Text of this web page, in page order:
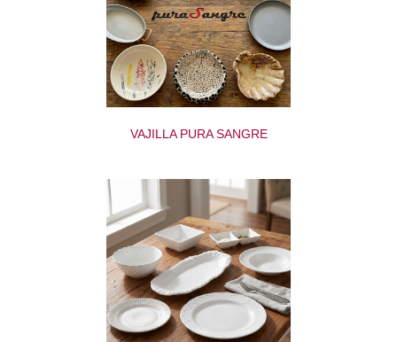
VAJILLA PURA SANGRE